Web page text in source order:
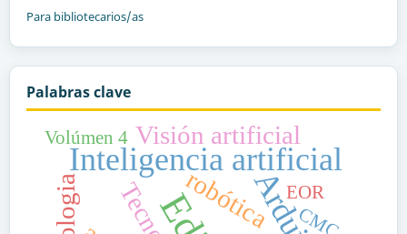
Para bibliotecarios/as
Palabras clave
Inteligencia artificial
Visión artificial
robótica
Volúmen 4
CMC
EOR